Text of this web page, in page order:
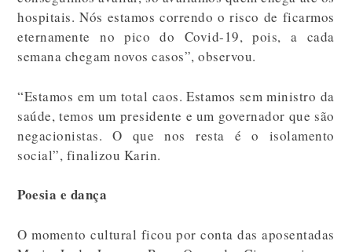
hospitais. Nós estamos correndo o risco de ficarmos
eternamente no pico do Covid-19, pois, a cada
semana chegam novos casos”, observou.
“Estamos em um total caos. Estamos sem ministro da
saúde, temos um presidente e um governador que são
negacionistas. O que nos resta é o isolamento
social”, finalizou Karin.
Poesia e dança
O momento cultural ficou por conta das aposentadas